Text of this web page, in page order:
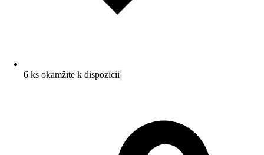
6 ks okamžite k dispozícii